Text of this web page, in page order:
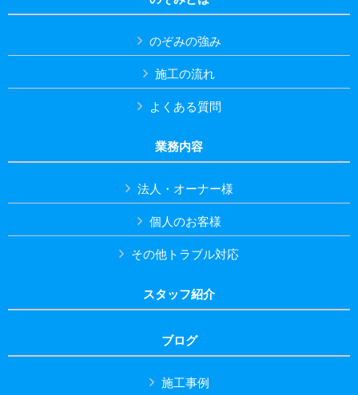
のぞみの強み
施工の流れ
よくある質問
業務内容
法人・オーナー様
個人のお客様
その他トラブル対応
スタッフ紹介
ブログ
施工事例